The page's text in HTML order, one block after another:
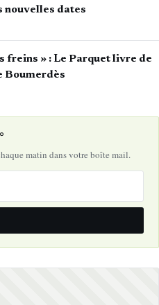
nouvelles dates
freins » : Le Parquet livre de
Boumerdès
matin dans votre boîte mail.